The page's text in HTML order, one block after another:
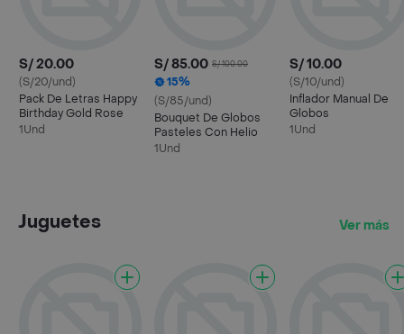
S/ 20.00
(S/20/und)
Pack De Letras Happy
Birthday Gold Rose
1Und
S/ 85.00 S/ 100.00
15%
(S/85/und)
Bouquet De Globos
Pasteles Con Helio
1Und
S/ 10.00
(S/10/und)
Inflador Manual De
Globos
1Und
Juguetes Ver más